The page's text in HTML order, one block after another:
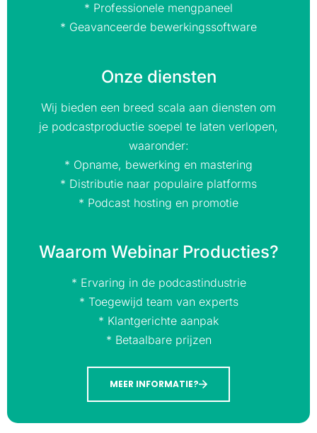
* Professionele mengpaneel
* Geavanceerde bewerkingssoftware
Onze diensten
Wij bieden een breed scala aan diensten om
je podcastproductie soepel te laten verlopen,
waaronder:
* Opname, bewerking en mastering
* Distributie naar populaire platforms
* Podcast hosting en promotie
Waarom Webinar Producties?
* Ervaring in de podcastindustrie
* Toegewijd team van experts
* Klantgerichte aanpak
* Betaalbare prijzen
MEER INFORMATIE?